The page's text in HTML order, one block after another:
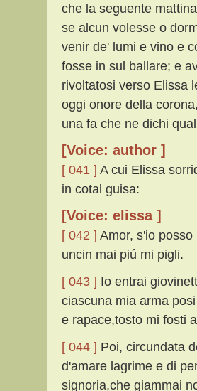
che la seguente
se alcun volesse o
venir de' lumi e vino e
fosse in sul ballare; e
rivoltatosi verso Elissa
oggi onore della
una fa che ne dichi
[Voice: author ]
[ 041 ] A cui Elissa
in cotal guisa:
[Voice: elissa ]
[ 042 ] Amor, s'io
uncin mai piú mi pigli.
[ 043 ] Io entrai
ciascuna mia arma
e rapace,tosto mi fosti
[ 044 ] Poi, circundata
d'amare lagrime e di
signoria,che giammai